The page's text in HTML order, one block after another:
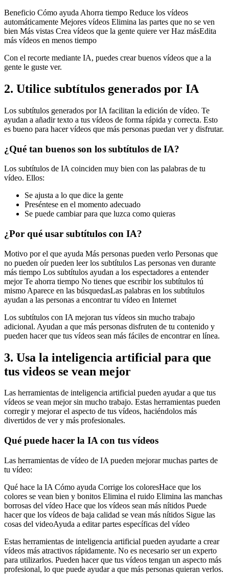
Beneficio Cómo ayuda Ahorra tiempo Reduce los vídeos
automáticamente Mejores vídeos Elimina las partes que no se ven
bien Más vistas Crea vídeos que la gente quiere ver Haz másEdita
más vídeos en menos tiempo
Con el recorte mediante IA, puedes crear buenos vídeos que a la
gente le guste ver.
2. Utilice subtítulos generados por IA
Los subtítulos generados por IA facilitan la edición de vídeo. Te
ayudan a añadir texto a tus vídeos de forma rápida y correcta. Esto
es bueno para hacer vídeos que más personas puedan ver y disfrutar.
¿Qué tan buenos son los subtítulos de IA?
Los subtítulos de IA coinciden muy bien con las palabras de tu
vídeo. Ellos:
Se ajusta a lo que dice la gente
Preséntese en el momento adecuado
Se puede cambiar para que luzca como quieras
¿Por qué usar subtítulos con IA?
Motivo por el que ayuda Más personas pueden verlo Personas que
no pueden oír pueden leer los subtítulos Las personas ven durante
más tiempo Los subtítulos ayudan a los espectadores a entender
mejor Te ahorra tiempo No tienes que escribir los subtítulos tú
mismo Aparece en las búsquedasLas palabras en los subtítulos
ayudan a las personas a encontrar tu vídeo en Internet
Los subtítulos con IA mejoran tus vídeos sin mucho trabajo
adicional. Ayudan a que más personas disfruten de tu contenido y
pueden hacer que tus vídeos sean más fáciles de encontrar en línea.
3. Usa la inteligencia artificial para que
tus videos se vean mejor
Las herramientas de inteligencia artificial pueden ayudar a que tus
vídeos se vean mejor sin mucho trabajo. Estas herramientas pueden
corregir y mejorar el aspecto de tus vídeos, haciéndolos más
divertidos de ver y más profesionales.
Qué puede hacer la IA con tus vídeos
Las herramientas de vídeo de IA pueden mejorar muchas partes de
tu vídeo:
Qué hace la IA Cómo ayuda Corrige los coloresHace que los
colores se vean bien y bonitos Elimina el ruido Elimina las manchas
borrosas del vídeo Hace que los vídeos sean más nítidos Puede
hacer que los vídeos de baja calidad se vean más nítidos Sigue las
cosas del videoAyuda a editar partes específicas del vídeo
Estas herramientas de inteligencia artificial pueden ayudarte a crear
vídeos más atractivos rápidamente. No es necesario ser un experto
para utilizarlos. Pueden hacer que tus vídeos tengan un aspecto más
profesional, lo que puede ayudar a que más personas quieran verlos.